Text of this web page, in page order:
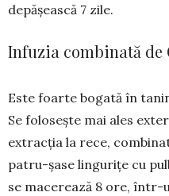
depășească 7 zile.
Infuzia combinată de
Este foarte bogată în
Se folosește mai ales
extracția la rece,
patru-șase lingurițe cu
se macerează 8 ore, într-